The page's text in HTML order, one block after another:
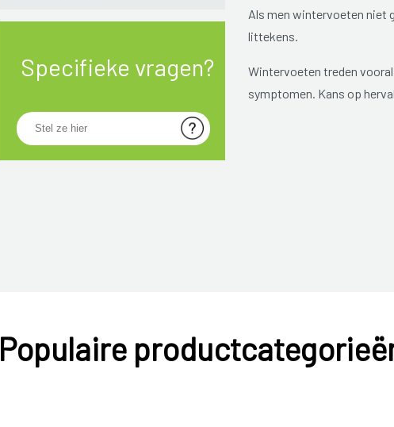
Specifieke vragen?
Als men wintervoeten niet
littekens.
Wintervoeten treden
symptomen. Kans op
Populaire